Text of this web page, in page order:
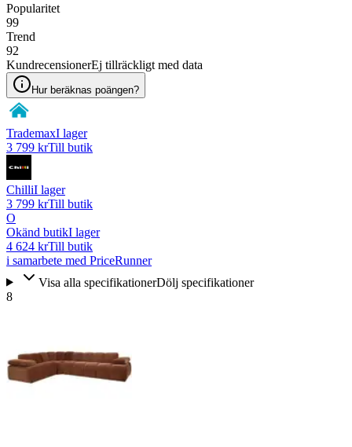
Popularitet
99
Trend
92
KundrecensionerEj tillräckligt med data
Hur beräknas poängen?
TrademaxI lager
3 799 krTill butik
ChilliI lager
3 799 krTill butik
O
Okänd butikI lager
4 624 krTill butik
i samarbete med PriceRunner
Visa alla specifikationerDölj specifikationer
8